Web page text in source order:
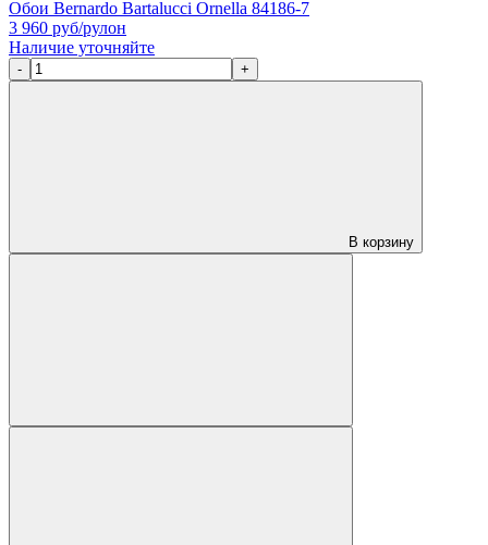
Обои Bernardo Bartalucci Ornella 84186-7
3 960 руб/рулон
Наличие уточняйте
- +
В корзину